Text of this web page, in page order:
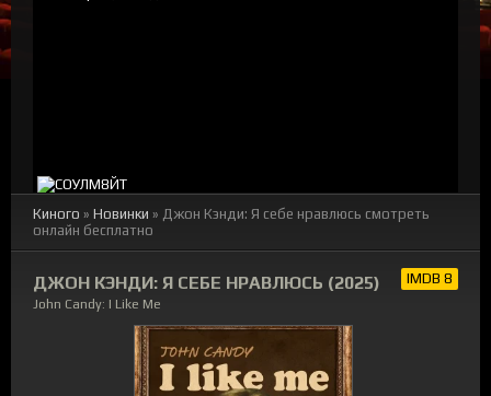
Киного » Новинки » Джон Кэнди: Я себе нравлюсь смотреть
онлайн бесплатно
ДЖОН КЭНДИ: Я СЕБЕ НРАВЛЮСЬ (2025)
John Candy: I Like Me
IMDB 8